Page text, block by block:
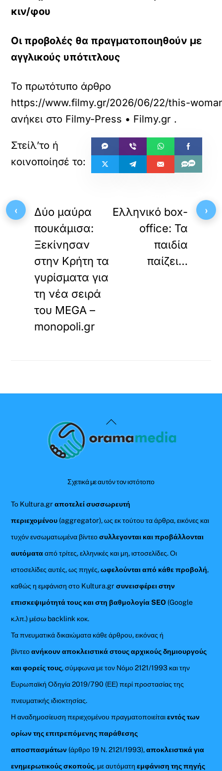
κιν/φου
Οι προβολές θα πραγματοποιηθούν με
αγγλικούς υπότιτλους
Το πρωτότυπο άρθρο
https://www.filmy.gr/2026/06/22/this-
ανήκει στο Filmy-Press • Filmy.gr .
Δύο μαύρα
πουκάμισα:
Ξεκίνησαν
στην Κρήτη τα
γυρίσματα για
τη νέα σειρά
του MEGA –
monopoli.gr
Ελληνικό box-
office: Τα
παιδία
παίζει…
Back
To
Σχετικά με αυτόν τον ιστότοπο
Το Kultura.grαποτελεί συσσωρευτή
περιεχομένου (aggregator), ως εκ τούτου τα άρθρα, εικόνες και
τυχόν ενσωματωμένα βίντεοσυλλεγονται και προβάλλονται
αυτόματααπό τρίτες, ελληνικές και μη, ιστοσελίδες. Οι
ιστοσελίδες αυτές, ως πηγές,ωφελούνται από κάθε προβολή,
καθώς η εμφάνιση στο Kultura.gr συνεισφέρει στην
επισκεψιμότητά τους και στη βαθμολογία SEO (Google
κ.λπ.) μέσω backlink κοκ.
Τα πνευματικά δικαιώματα κάθε άρθρου, εικόνας ή
βίντεοανήκουν αποκλειστικά στους αρχικούς δημιουργούς
και φορείς τους, σύμφωνα με τον Νόμο 2121/1993 και την
Ευρωπαϊκή Οδηγία 2019/790 (ΕΕ) περί προστασίας της
πνευματικής ιδιοκτησίας.
Η αναδημοσίευση περιεχομένου πραγματοποιείταιεντός των
ορίων της επιτρεπόμενης παράθεσης
αποσπασμάτων (άρθρο 19 Ν. 2121/1993),αποκλειστικά για
ενημερωτικούς σκοπούς, με αυτόματηεμφάνιση της πηγής
‹ ›